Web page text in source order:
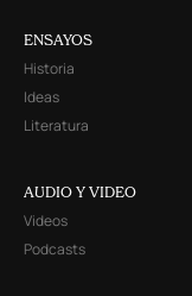
ENSAYOS
Historia
Ideas
Literatura
AUDIO Y VIDEO
Videos
Podcasts